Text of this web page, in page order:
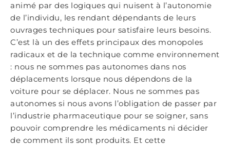
animé par des logiques qui nuisent à l’autonomie
de l’individu, les rendant dépendants de leurs
ouvrages techniques pour satisfaire leurs besoins.
C’est là un des effets principaux des monopoles
radicaux et de la technique comme environnement
: nous ne sommes pas autonomes dans nos
déplacements lorsque nous dépendons de la
voiture pour se déplacer. Nous ne sommes pas
autonomes si nous avons l’obligation de passer par
l’industrie pharmaceutique pour se soigner, sans
pouvoir comprendre les médicaments ni décider
de comment ils sont produits. Et cette